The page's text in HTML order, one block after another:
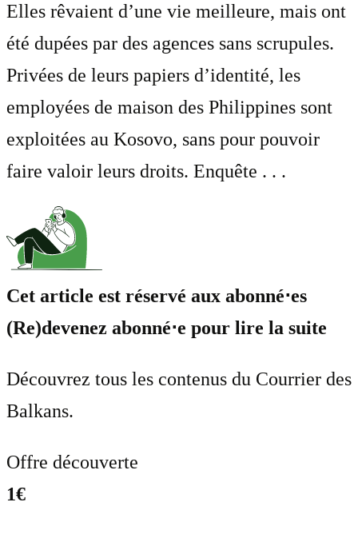
Elles rêvaient d’une vie meilleure, mais ont
été dupées par des agences sans scrupules.
Privées de leurs papiers d’identité, les
employées de maison des Philippines sont
exploitées au Kosovo, sans pour pouvoir
faire valoir leurs droits. Enquête . . .
Cet article est réservé aux abonné⋅es
(Re)devenez abonné⋅e pour lire la suite
Découvrez tous les contenus du Courrier des
Balkans.
Offre découverte
1€